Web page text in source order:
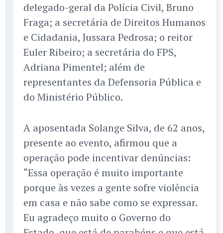
delegado-geral da Polícia Civil, Bruno
Fraga; a secretária de Direitos Humanos
e Cidadania, Jussara Pedrosa; o reitor
Euler Ribeiro; a secretária do FPS,
Adriana Pimentel; além de
representantes da Defensoria Pública e
do Ministério Público.
A aposentada Solange Silva, de 62 anos,
presente ao evento, afirmou que a
operação pode incentivar denúncias:
“Essa operação é muito importante
porque às vezes a gente sofre violência
em casa e não sabe como se expressar.
Eu agradeço muito o Governo do